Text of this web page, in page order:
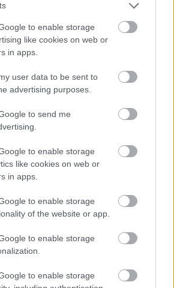
to enable storage
like cookies on web or
in apps.
user data to be sent to
advertising purposes.
to send me
to enable storage
like cookies on web or
in apps.
to enable storage
of the website or app.
to enable storage
to enable storage
duda
: Pere Pons (contractura
la alineación: dudas en la banda
campo, dónde Córdoba, Pellistri y
Duarte volverá al lateral izquierdo
de sus molestias.
Regístrate, ¡gratis!